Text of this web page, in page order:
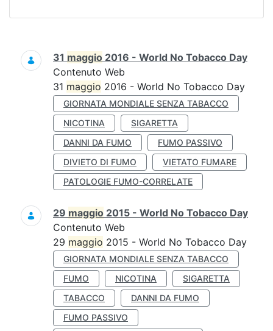
Ricerca
31 maggio 2016 - World No Tobacco Day
Contenuto Web
31 maggio 2016 - World No Tobacco Day
GIORNATA MONDIALE SENZA TABACCO
NICOTINA
SIGARETTA
DANNI DA FUMO
FUMO PASSIVO
DIVIETO DI FUMO
VIETATO FUMARE
PATOLOGIE FUMO-CORRELATE
29 maggio 2015 - World No Tobacco Day
Contenuto Web
29 maggio 2015 - World No Tobacco Day
GIORNATA MONDIALE SENZA TABACCO
FUMO
NICOTINA
SIGARETTA
TABACCO
DANNI DA FUMO
FUMO PASSIVO